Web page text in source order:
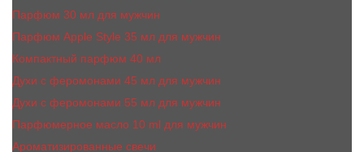
Парфюм 30 мл для мужчин
Парфюм Apple Style 35 мл для мужчин
Компактный парфюм 40 мл
Духи с феромонами 45 мл для мужчин
Духи с феромонами 55 мл для мужчин
Парфюмерное масло 10 ml для мужчин
Ароматизированные свечи